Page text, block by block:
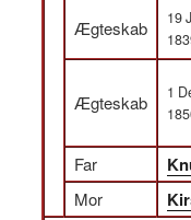
Ægteskab
19
Ægteskab
1
Far
Mor